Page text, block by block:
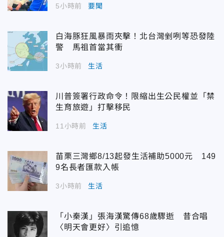
5小時前 要聞
白海豚狂風暴雨夾擊！北台灣剉咧等恐發陸
警 馬祖首當其衝
3小時前 生活
川普簽署行政命令！限縮出生公民權並「禁
生育旅遊」打擊移民
11小時前 生活
苗栗三灣鄉8/13起發生活補助5000元 149
9名長者匯款入帳
3小時前 生活
「小秦漢」張海漢驚傳68歲驟逝 昔合唱
〈明天會更好〉引追憶